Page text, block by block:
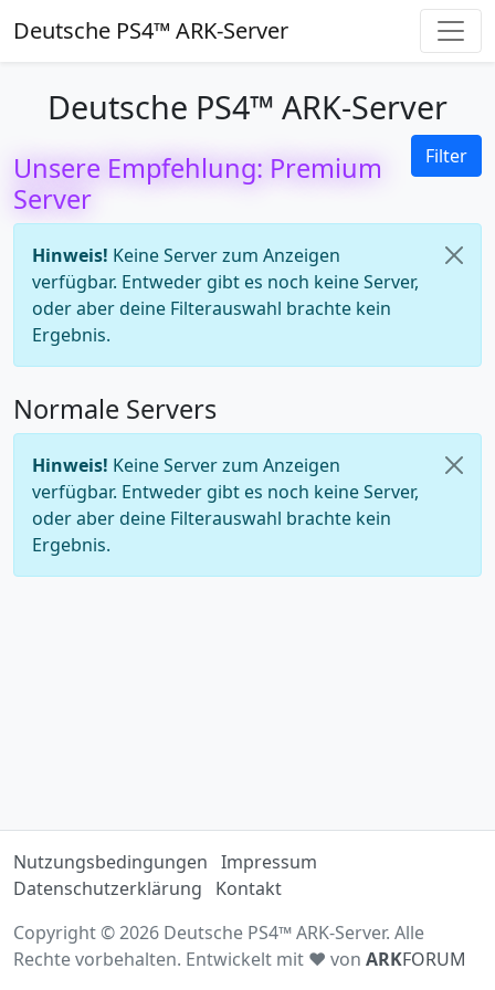
Deutsche PS4™ ARK-Server
Deutsche PS4™ ARK-Server
Filter
Unsere Empfehlung: Premium
Server
Hinweis! Keine Server zum Anzeigen
verfügbar. Entweder gibt es noch keine Server,
oder aber deine Filterauswahl brachte kein
Ergebnis.
Normale Servers
Hinweis! Keine Server zum Anzeigen
verfügbar. Entweder gibt es noch keine Server,
oder aber deine Filterauswahl brachte kein
Ergebnis.
Nutzungsbedingungen Impressum
Datenschutzerklärung
Kontakt
Copyright © 2026 Deutsche PS4™ ARK-Server. Alle
Rechte vorbehalten. Entwickelt mit ♥ von ARKFORUM